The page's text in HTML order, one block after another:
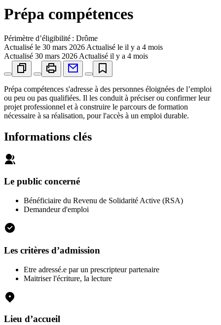
Prépa compétences
Périmètre d’éligibilité : Drôme
Actualisé le 30 mars 2026 Actualisé le il y a 4 mois
Actualisé 30 mars 2026 Actualisé il y a 4 mois
Prépa compétences s'adresse à des personnes éloignées de l’emploi
ou peu ou pas qualifiées. Il les conduit à préciser ou confirmer leur
projet professionnel et à construire le parcours de formation
nécessaire à sa réalisation, pour l'accès à un emploi durable.
Informations clés
Le public concerné
Bénéficiaire du Revenu de Solidarité Active (RSA)
Demandeur d'emploi
Les critères d’admission
Etre adressé.e par un prescripteur partenaire
Maitriser l'écriture, la lecture
Lieu d’accueil